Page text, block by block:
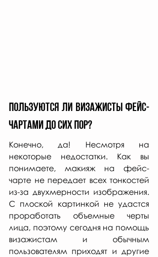
Пользуются ли визажисты фейс-
чартами до сих пор?
Конечно, да! Несмотря на
некоторые недостатки. Как вы
понимаете, макияж на фейс-
чарте не передает всех тонкостей
из-за двухмерности изображения.
С плоской картинкой не удастся
проработать объемные черты
лица, поэтому сегодня на помощь
визажистам и обычным
пользователям приходят и другие